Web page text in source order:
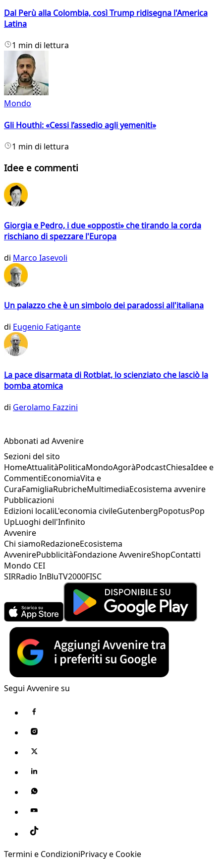
Dal Perù alla Colombia, così Trump ridisegna l'America
Latina
1 min di lettura
Mondo
Gli Houthi: «Cessi l’assedio agli yemeniti»
1 min di lettura
Idee e commenti
Giorgia e Pedro, i due «opposti» che tirando la corda
rischiano di spezzare l'Europa
di Marco Iasevoli
Un palazzo che è un simbolo dei paradossi all'italiana
di Eugenio Fatigante
La pace disarmata di Rotblat, lo scienziato che lasciò la
bomba atomica
di Gerolamo Fazzini
Abbonati ad Avvenire
Sezioni del sito
HomeAttualitàPoliticaMondoAgoràPodcastChiesaIdee e
CommentiEconomiaVita e
CuraFamigliaRubricheMultimediaEcosistema avvenire
Pubblicazioni
Edizioni localiL'economia civileGutenbergPopotusPop
UpLuoghi dell'Infinito
Avvenire
Chi siamoRedazioneEcosistema
AvvenirePubblicitàFondazione AvvenireShopContatti
Mondo CEI
SIRRadio InBluTV2000FISC
Segui Avvenire su
Termini e CondizioniPrivacy e Cookie